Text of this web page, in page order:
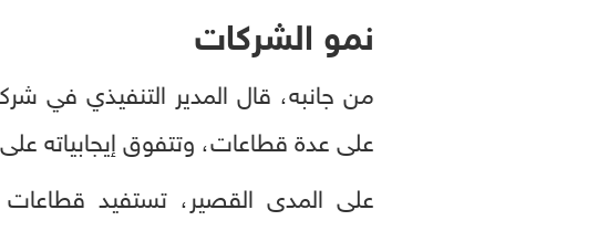
نمو الشركات
على عدة قطاعات، وتتفوق إيجابياته
على المدى القصير، تستفيد قطاعات